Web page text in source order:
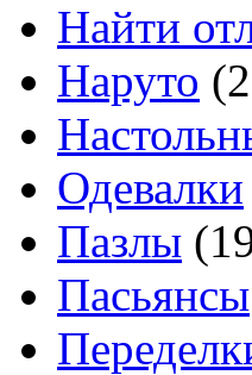
Найти
Наруто
Одевалки
Пазлы
Пасьянсы